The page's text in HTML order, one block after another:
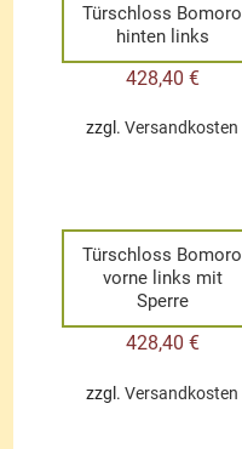
Türschloss Bomoro
hinten links
428,40 €
zzgl.Versandkosten
Türschloss Bomoro
vorne links mit
Sperre
428,40 €
zzgl.Versandkosten